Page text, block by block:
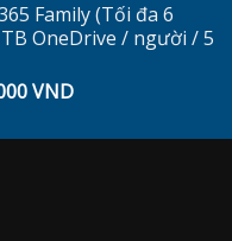
là:
299.000 VND.
Family (Tối đa 6
OneDrive / người / 5
VNDGiá
tại